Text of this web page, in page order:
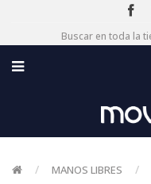
MANOS LIBRES